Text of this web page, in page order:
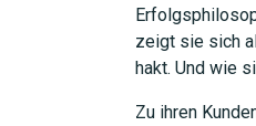
zeigt sie sich
hakt. Und wie
Zu ihren